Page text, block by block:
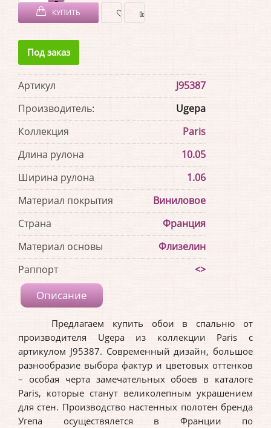
КУПИТЬ
Под заказ
Артикул
J95387
Производитель:
Ugepa
Коллекция
Paris
Длина рулона
10.05
Ширина рулона
1.06
Материал покрытия
Виниловое
Страна
Франция
Материал основы
Флизелин
Раппорт
<>
Описание
Предлагаем купить обои в спальню от
производителя Ugepa из коллекции Paris с
артикулом J95387. Современный дизайн, большое
разнообразие выбора фактур и цветовых оттенков
– особая черта замечательных обоев в каталоге
Paris, которые станут великолепным украшением
для стен. Производство настенных полотен бренда
Угепа осуществялется в Франции по